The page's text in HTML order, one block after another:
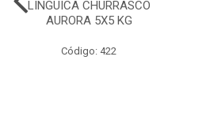
LINGUICA CHURRASCO
AURORA 5X5 KG
Código: 422